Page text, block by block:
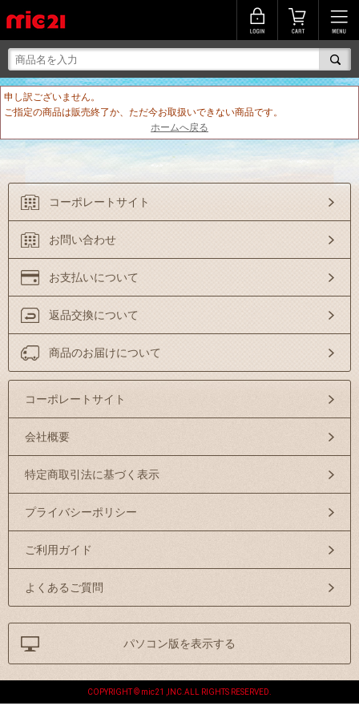
申し訳ございません。
ご指定の商品は販売終了か、ただ今お取扱いできない商品です。
ホームへ戻る
コーポレートサイト
お問い合わせ
お支払いについて
返品交換について
商品のお届けについて
コーポレートサイト
会社概要
特定商取引法に基づく表示
プライバシーポリシー
ご利用ガイド
よくあるご質問
パソコン版を表示する
COPYRIGHT © mic21 ,INC.ALL RIGHTS RESERVED.